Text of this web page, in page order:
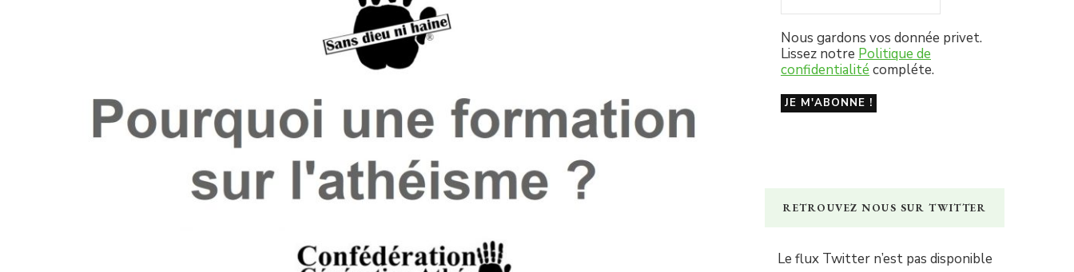
Nous gardons vos donnée privet.
Lissez notre Politique de
confidentialité compléte.
RETROUVEZ NOUS SUR TWITTER
Le flux Twitter n’est pas disponible